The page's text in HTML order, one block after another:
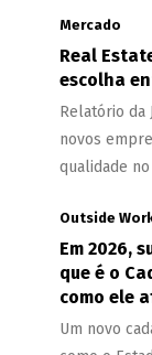
Mercado
Real
escolha
Relatório da
novos
qualidade
Outside
Em 2026,
que é o
como ele
Um novo